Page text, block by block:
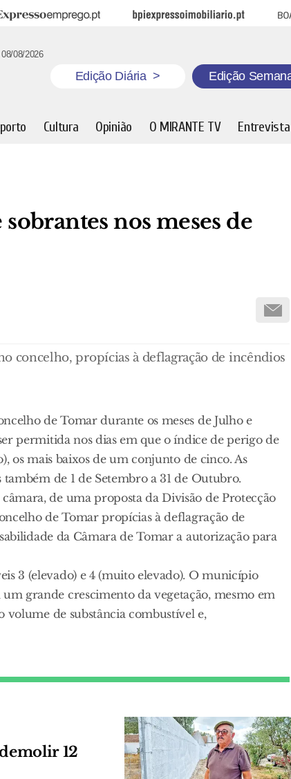
Emprego BPI Expresso Imobiliário
08/08/2026
Edição Diária > Edição
Cultura Opinião O MIRANTE TV Entrevista
nos meses de
concelho, propícias à deflagração de incêndios
de Tomar durante os meses de Julho e
permitida nos dias em que o índice de perigo de
os mais baixos de um conjunto de cinco. As
de 1 de Setembro a 31 de Outubro.
de uma proposta da Divisão de Protecção
de Tomar propícias à deflagração de
da Câmara de Tomar a autorização para
3 (elevado) e 4 (muito elevado). O município
grande crescimento da vegetação, mesmo em
volume de substância combustível e,
12